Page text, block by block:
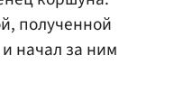
полученной
начал за ним